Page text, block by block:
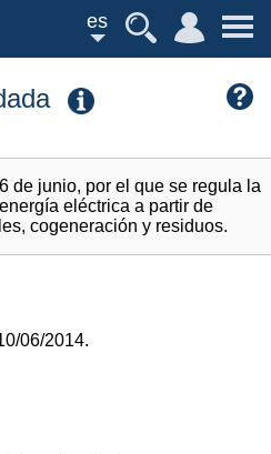
es
de junio, por el que se regula la
eléctrica a partir de
cogeneración y residuos.
06/2014.